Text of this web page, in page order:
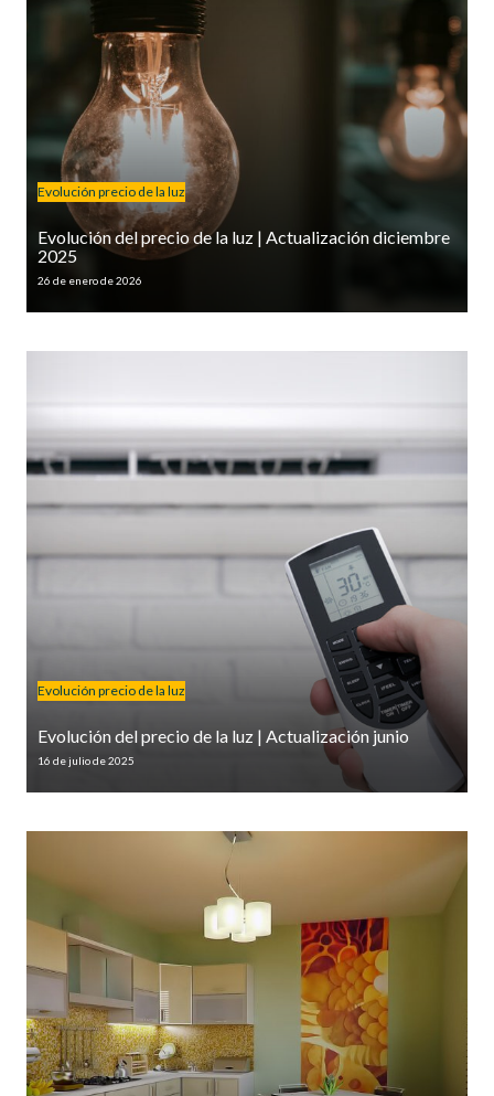
Evolución precio de la luz
Evolución del precio de la luz | Actualización diciembre
2025
26 de enero de 2026
Evolución precio de la luz
Evolución del precio de la luz | Actualización junio
16 de julio de 2025